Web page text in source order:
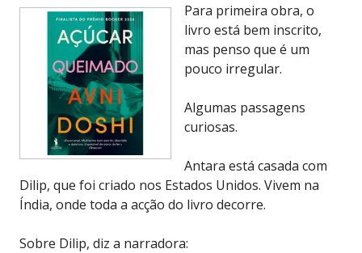
Para primeira obra, o
livro está bem inscrito,
mas penso que é um
pouco irregular.
Algumas passagens
curiosas.
Antara está casada com
Dilip, que foi criado nos Estados Unidos. Vivem na
Índia, onde toda a acção do livro decorre.
Sobre Dilip, diz a narradora: